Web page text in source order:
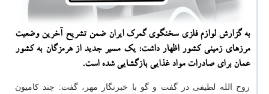
به گزارش لوازم فلزی سخنگوی گمرك ایران ضمن تشریح آخرین وضعیت
مرزهای زمینی كشور اظهار داشت: یك مسیر جدید از هرمزگان به كشور
عمان برای صادرات مواد غذایی بازگشایی شده است.
روح الله لطیفی در گفت و گو با خبرنگار مهر، گفت: چند كامیون